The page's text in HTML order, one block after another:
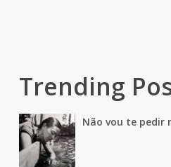
Trending
Não vou te pedir